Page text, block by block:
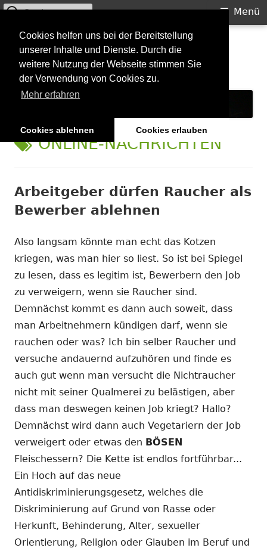
Cookies helfen uns bei der Bereitstellung
unserer Inhalte und Dienste. Durch die
weitere Nutzung der Webseite stimmen Sie
der Verwendung von Cookies zu.
Mehr erfahren
Cookies ablehnen Cookies erlauben
Springe
Inhalt
Starkilla
Konzertberichte und mehr
Primäres
Menü
Menü
Suchen
SCHLAGWORT:
ONLINE-NACHRICHTEN
Arbeitgeber dürfen Raucher als
Bewerber ablehnen
Also langsam könnte man echt das Kotzen
kriegen, was man hier so liest. So ist bei Spiegel
zu lesen, dass es legitim ist, Bewerbern den Job
zu verweigern, wenn sie Raucher sind.
Demnächst kommt es dann auch soweit, dass
man Arbeitnehmern kündigen darf, wenn sie
rauchen oder was? Ich bin selber Raucher und
versuche andauernd aufzuhören und finde es
auch gut wenn man versucht die Nichtraucher
nicht mit seiner Qualmerei zu belästigen, aber
dass man deswegen keinen Job kriegt? Hallo?
Demnächst wird dann auch Vegetariern der Job
verweigert oder etwas den BÖSEN
Fleischessern? Die Kette ist endlos fortführbar...
Ein Hoch auf das neue
Antidiskriminierungsgesetz, welches die
Diskriminierung auf Grund von Rasse oder
Herkunft, Behinderung, Alter, sexueller
Orientierung, Religion oder Glauben im Beruf und